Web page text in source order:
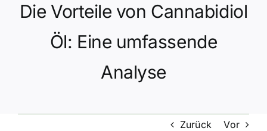
Hilfe und Kontakt
Datenschutz
Die Vorteile von Cannabidiol
Öl: Eine umfassende
Analyse
Zurück Vor